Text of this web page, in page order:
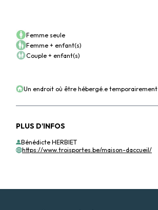
Femme seule
Femme + enfant(s)
Couple + enfant(s)
Un endroit où être hébergé.e temporairement
PLUS D'INFOS
Bénédicte HERBIET
https://www.troisportes.be/maison-daccueil/